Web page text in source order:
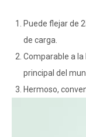
Puede flejar de
de carga.
Comparable a
principal del
Hermoso,